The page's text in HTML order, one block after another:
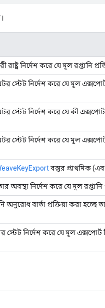
রাষ্ট্র নির্দেশ করে যে মূল রপ্তানি
স্টেট নির্দেশ করে যে মূল
স্টেট নির্দেশ করে যে কী
স্টেট নির্দেশ করে যে মূল
বস্তুর প্রাথমিক
অবস্থা নির্দেশ করে যে মূল রপ্তানি
অনুরোধ বার্তা প্রক্রিয়া করা হচ্ছে
স্টেট নির্দেশ করে যে মূল